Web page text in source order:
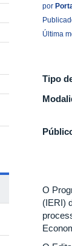
por
Última
Tipo
O
(IERI)